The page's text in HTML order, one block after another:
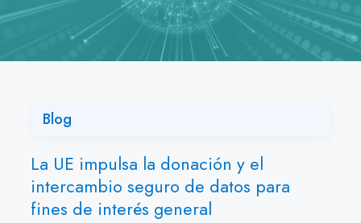
Blog
La UE impulsa la donación y el
intercambio seguro de datos para
fines de interés general